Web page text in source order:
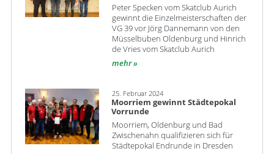
Peter Specken vom Skatclub Aurich
gewinnt die Einzelmeisterschaften der
VG 39 vor Jörg Dannemann von den
Müsselbuben Oldenburg und Hinrich
de Vries vom Skatclub Aurich
mehr
25. Februar 2024
Moorriem gewinnt Städtepokal
Vorrunde
Moorriem, Oldenburg und Bad
Zwischenahn qualifizieren sich für
Städtepokal Endrunde in Dresden